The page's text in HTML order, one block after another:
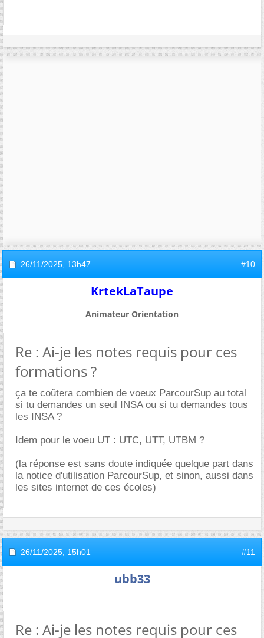
26/11/2025, 13h47 #10
KrtekLaTaupe
Animateur Orientation
Re : Ai-je les notes requis pour ces
formations ?
ça te coûtera combien de voeux ParcourSup au total
si tu demandes un seul INSA ou si tu demandes tous
les INSA ?
Idem pour le voeu UT : UTC, UTT, UTBM ?
(la réponse est sans doute indiquée quelque part dans
la notice d'utilisation ParcourSup, et sinon, aussi dans
les sites internet de ces écoles)
26/11/2025, 15h01 #11
ubb33
Re : Ai-je les notes requis pour ces